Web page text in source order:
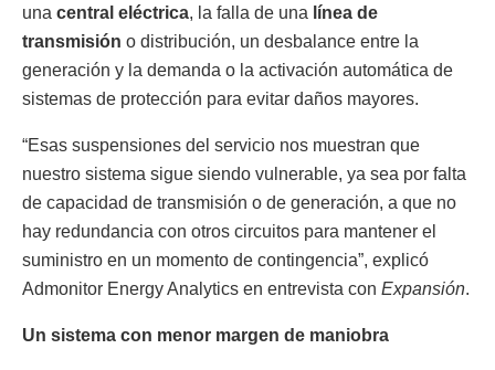
una central eléctrica, la falla de una línea de
transmisión o distribución, un desbalance entre la
generación y la demanda o la activación automática de
sistemas de protección para evitar daños mayores.
“Esas suspensiones del servicio nos muestran que
nuestro sistema sigue siendo vulnerable, ya sea por falta
de capacidad de transmisión o de generación, a que no
hay redundancia con otros circuitos para mantener el
suministro en un momento de contingencia”, explicó
Admonitor Energy Analytics en entrevista con Expansión.
Un sistema con menor margen de maniobra